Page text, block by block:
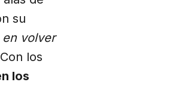
su
volver
los
los